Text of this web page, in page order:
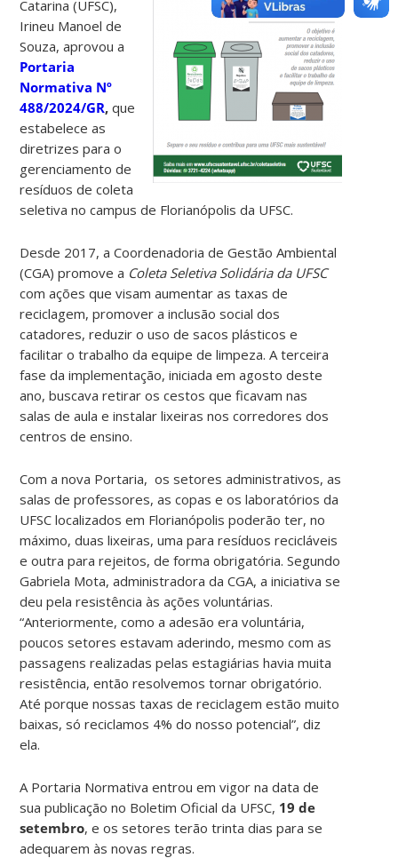
Catarina (UFSC),
Irineu Manoel de
Souza, aprovou a
Portaria
Normativa Nº
488/2024/GR,que
estabelece as
diretrizes para o
gerenciamento de
resíduos de coleta
seletiva no campus de Florianópolis da UFSC.
Desde 2017, a Coordenadoria de Gestão Ambiental
(CGA) promove a Coleta Seletiva Solidária da UFSC
com ações que visam aumentar as taxas de
reciclagem, promover a inclusão social dos
catadores, reduzir o uso de sacos plásticos e
facilitar o trabalho da equipe de limpeza. A terceira
fase da implementação, iniciada em agosto deste
ano, buscava retirar os cestos que ficavam nas
salas de aula e instalar lixeiras nos corredores dos
centros de ensino.
Com a nova Portaria, os setores administrativos, as
salas de professores, as copas e os laboratórios da
UFSC localizados em Florianópolis poderão ter, no
máximo, duas lixeiras, uma para resíduos recicláveis
e outra para rejeitos, de forma obrigatória.Segundo
Gabriela Mota, administradora da CGA, a iniciativa se
deu pela resistência às ações voluntárias.
“Anteriormente, como a adesão era voluntária,
poucos setores estavam aderindo, mesmo com as
passagens realizadas pelas estagiárias havia muita
resistência, então resolvemos tornar obrigatório.
Até porque nossas taxas de reciclagem estão muito
baixas, só reciclamos 4% do nosso potencial”, diz
ela.
A Portaria Normativa entrou em vigor na data de
sua publicação no Boletim Oficial da UFSC, 19 de
setembro, e os setores terão trinta dias para se
adequarem às novas regras.